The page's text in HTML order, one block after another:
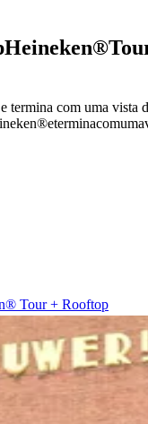
Heineken®
termina com uma vista
eterminacomuma
Tour + Rooftop